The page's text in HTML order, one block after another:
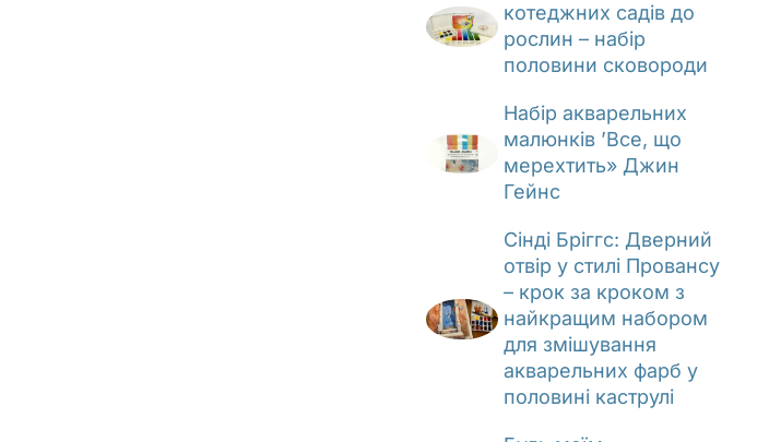
котеджних садів до
рослин – набір
половини сковороди
Набір акварельних
малюнків ’Все, що
мерехтить» Джин
Гейнс
Сінді Бріггс: Дверний
отвір у стилі Провансу
– крок за кроком з
найкращим набором
для змішування
акварельних фарб у
половині каструлі